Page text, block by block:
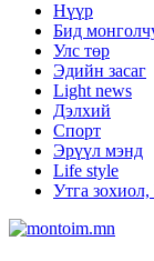
Нүүр
Бид
Улс төр
Эдийн засаг
Light news
Дэлхий
Спорт
Эрүүл мэнд
Life style
Утга зохиол,